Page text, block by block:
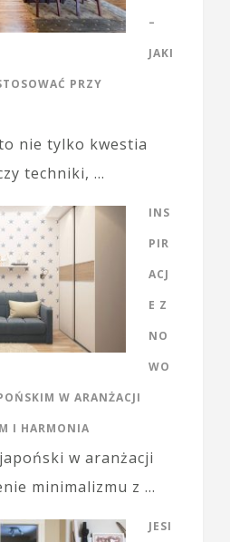
–
JAKI
PRZY
nie tylko kwestia
techniki, …
INS
PIR
ACJ
E Z
NO
WO
W ARANŻACJI
I HARMONIA
w aranżacji
minimalizmu z …
JESI